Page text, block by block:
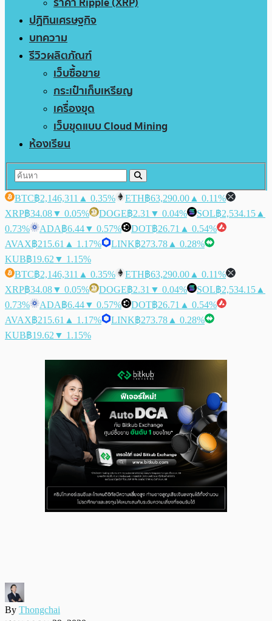
ปฏิทินเศรษฐกิจ
บทความ
รีวิวผลิตภัณฑ์
เว็บซื้อขาย
กระเป๋าเก็บเหรียญ
เครื่องขุด
เว็บขุดแบบ Cloud Mining
ห้องเรียน
BTC฿2,146,311 ▲ 0.35% ETH฿63,290.00 ▲ 0.11%
XRP฿34.08▼ 0.05% DOGE฿2.31 ▼ 0.04% SOL฿2,534.15 ▲
0.73%
ADA฿6.44▼ 0.57% DOT฿26.71 ▲ 0.54%
AVAX฿215.61 ▲ 1.17% LINK฿273.78 ▲ 0.28%
KUB฿19.62 ▼ 1.15%
BTC฿2,146,311 ▲ 0.35% ETH฿63,290.00 ▲ 0.11%
XRP฿34.08▼ 0.05% DOGE฿2.31 ▼ 0.04% SOL฿2,534.15 ▲
0.73%
ADA฿6.44▼ 0.57% DOT฿26.71 ▲ 0.54%
AVAX฿215.61 ▲ 1.17% LINK฿273.78 ▲ 0.28%
KUB฿19.62 ▼ 1.15%
By Thongchai